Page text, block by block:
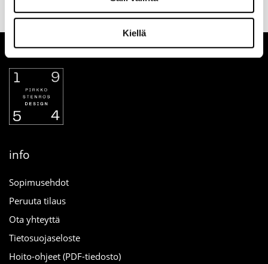
Kiellä
yhteydessä
verkosta
info
Sopimusehdot
Peruuta tilaus
Ota yhteyttä
Tietosuojaseloste
Hoito-ohjeet (PDF-tiedosto)